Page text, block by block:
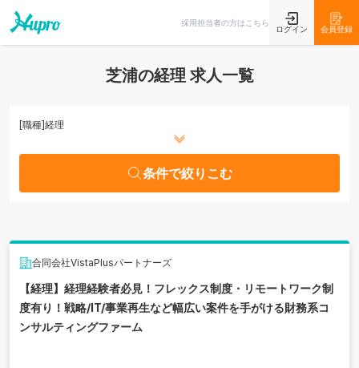
採用担当者の方はこちら
ログイン 会員登録
芝浦の経理 求人一覧
[職種]経理
条件で絞りこむ
合同会社VistaPlusパートナーズ
【経理】経理経験者必見！フレックス制度・リモートワーク制
度有り！戦略/IT/事業再生など幅広い案件を手がける財務系コ
ンサルティングファーム